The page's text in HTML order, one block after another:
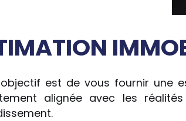
est de vous fournir une
alignée avec les